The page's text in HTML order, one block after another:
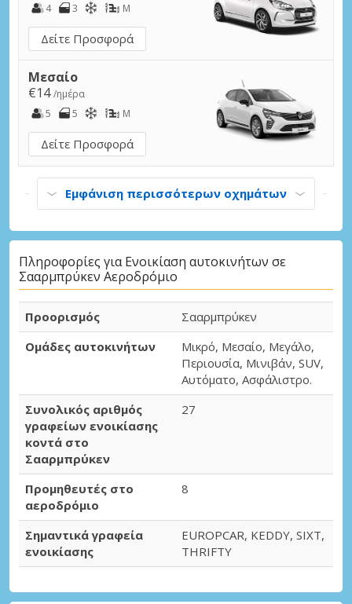
4
3 M
Δείτε Προσφορά
Μεσαίο
€14/ημέρα
5
5 M
Δείτε Προσφορά
Εμφάνιση περισσότερων οχημάτων
Πληροφορίες για Ενοικίαση αυτοκινήτων σε
Σααρμπρύκεν Αεροδρόμιο
Προορισμός
Σααρμπρύκεν
Ομάδες αυτοκινήτων
Μικρό, Μεσαίο, Μεγάλο,
Περιουσία, Μινιβάν, SUV,
Αυτόματο, Ασφάλιστρο.
Συνολικός αριθμός
γραφείων ενοικίασης
κοντά στο
Σααρμπρύκεν
27
Προμηθευτές στο
αεροδρόμιο
8
Σημαντικά γραφεία
ενοικίασης
EUROPCAR, KEDDY, SIXT,
THRIFTY